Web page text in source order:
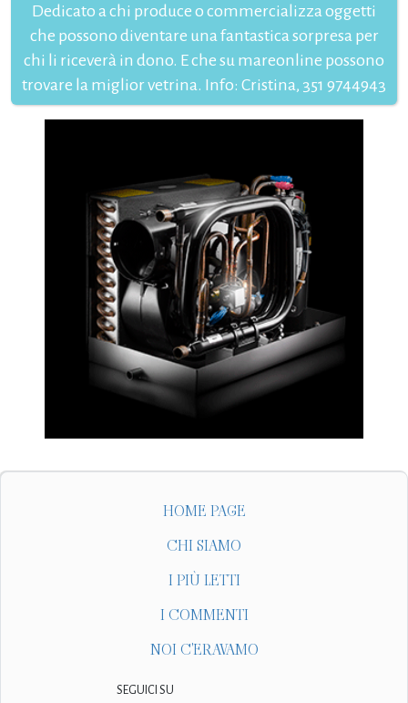
Dedicato a chi produce o commercializza oggetti
che possono diventare una fantastica sorpresa per
chi li riceverà in dono. E che su mareonline possono
trovare la miglior vetrina. Info: Cristina, 351 9744943
HOME PAGE
CHI SIAMO
I PIÙ LETTI
I COMMENTI
NOI C'ERAVAMO
SEGUICI SU